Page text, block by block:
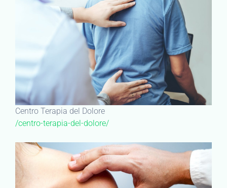
Centro Terapia del Dolore
/centro-terapia-del-dolore/